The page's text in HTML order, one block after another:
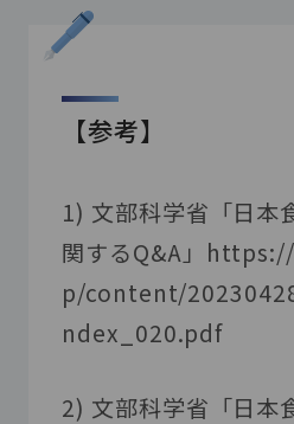
【参考】
1) 文部科学省「日本
関するQ&A 」
p/content/
ndex_020.pdf
2) 文部科学省「日本